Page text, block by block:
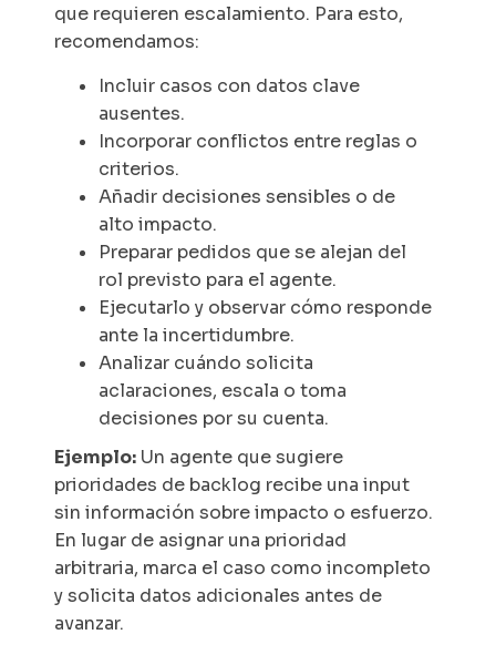
que requieren escalamiento. Para esto,
recomendamos:
Incluir casos con datos clave
ausentes.
Incorporar conflictos entre reglas o
criterios.
Añadir decisiones sensibles o de
alto impacto.
Preparar pedidos que se alejan del
rol previsto para el agente.
Ejecutarlo y observar cómo responde
ante la incertidumbre.
Analizar cuándo solicita
aclaraciones, escala o toma
decisiones por su cuenta.
Ejemplo: Un agente que sugiere
prioridades de backlog recibe una input
sin información sobre impacto o esfuerzo.
En lugar de asignar una prioridad
arbitraria, marca el caso como incompleto
y solicita datos adicionales antes de
avanzar.